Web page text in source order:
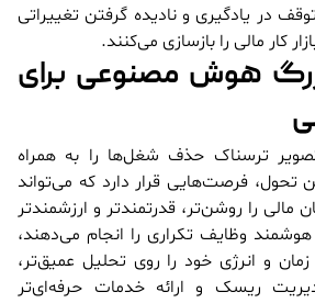
در یادگیری و نادیده گرفتن تغییراتی
کار مالی را بازسازی می‌کنند.
هوش مصنوعی برای
ترسناک حذف شغل‌ها را به همراه
تحول، فرصت‌هایی قرار دارد که می‌تواند
را روشن‌تر، قدرتمندتر و ارزشمندتر
هوشمند وظایف تکراری را انجام می‌دهند،
و انرژی خود را روی تحلیل عمیق‌تر،
ریسک و ارائه خدمات حرفه‌ای‌تر